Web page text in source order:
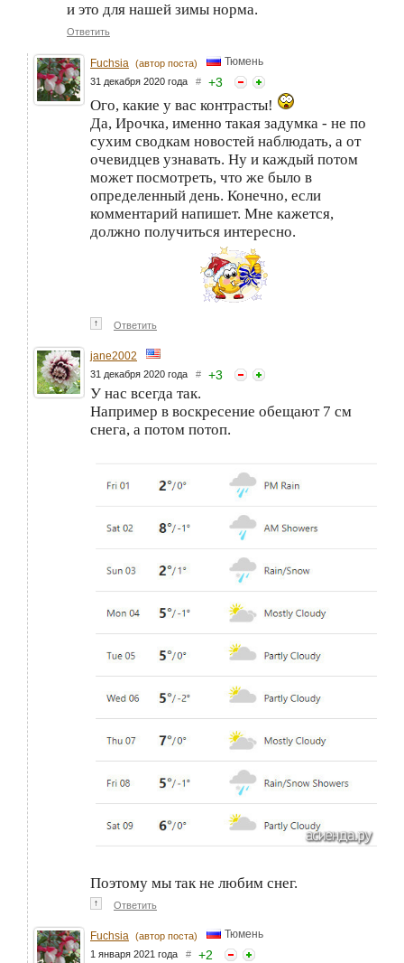
и это для нашей зимы норма.
Ответить
Fuchsia (автор поста) Тюмень
31 декабря 2020 года # +3
Ого, какие у вас контрасты!
Да, Ирочка, именно такая задумка - не по
сухим сводкам новостей наблюдать, а от
очевидцев узнавать. Ну и каждый потом
может посмотреть, что же было в
определенный день. Конечно, если
комментарий напишет. Мне кажется,
должно получиться интересно.
↑ Ответить
jane2002
31 декабря 2020 года # +3
У нас всегда так.
Например в воскресение обещают 7 см
снега, а потом потоп.
Поэтому мы так не любим снег.
↑ Ответить
Fuchsia (автор поста) Тюмень
1 января 2021 года # +2